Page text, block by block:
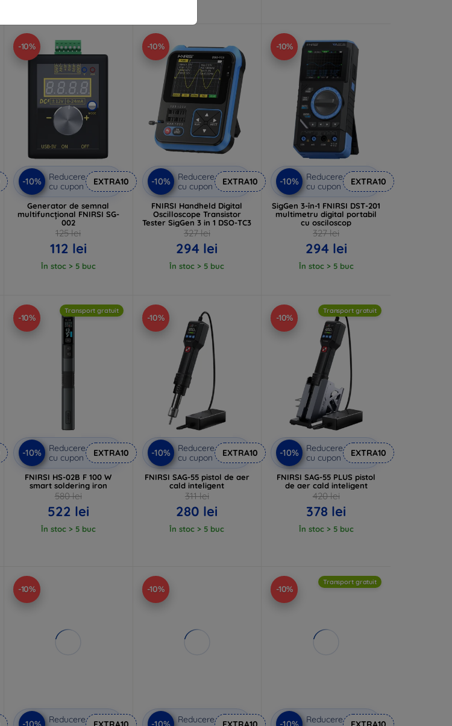
-10%
-10%
Reducere
cu cupon
EXTRA10
Generator de semnal
multifuncțional FNIRSI SG-
002
125 lei
112 lei
În stoc > 5 buc
-10%
-10%
Reducere
cu cupon
EXTRA10
FNIRSI Handheld Digital
Oscilloscope Transistor
Tester SigGen 3 in 1 DSO-TC3
327 lei
294 lei
În stoc > 5 buc
-10%
-10%
Reducere
cu cupon
EXTRA10
SigGen 3-în-1 FNIRSI DST-201
multimetru digital portabil
cu osciloscop
327 lei
294 lei
În stoc > 5 buc
-10%
Transport gratuit
-10%
Reducere
cu cupon
EXTRA10
FNIRSI HS-02B F 100 W
smart soldering iron
580 lei
522 lei
În stoc > 5 buc
-10%
-10%
Reducere
cu cupon
EXTRA10
FNIRSI SAG-55 pistol de aer
cald inteligent
311 lei
280 lei
În stoc > 5 buc
-10%
Transport gratuit
-10%
Reducere
cu cupon
EXTRA10
FNIRSI SAG-55 PLUS pistol
de aer cald inteligent
420 lei
378 lei
În stoc > 5 buc
-10%
Reducere
-10%
Reducere
-10%
Transport gratuit
Reducere